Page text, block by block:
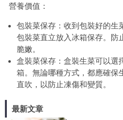
營養價值：
包裝菜保存：收到包裝好的生
包裝菜直立放入冰箱保存。防
脆嫩。
盒裝菜保存：盒裝生菜可以選
箱。無論哪種方式，都應確保
直吹，以防止凍傷和變質。
最新文章